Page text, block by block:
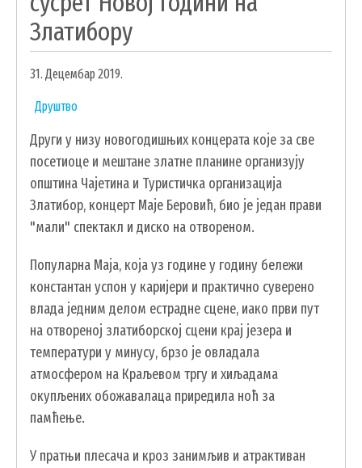
УДРУЖЕЊА И НВО
ЛОКАЛНА САМОУПРАВА
ПРЕДСЕДНИК
ОПШТИНСКО ВЕЋЕ
ОПШТИНСКА УПРАВА
ОПШТИНСКО ПРАВОБРАНИЛАШТВО
МЕСНЕ ЗАЈЕДНИЦЕ
КОМУНАЛНА МИЛИЦИЈА ОПШТИНЕ
ЧАЈЕТИНА
ИНТЕРНА РЕВИЗИЈА
УСЛУГЕ
ВОДИЧ КРОЗ ЛОКАЛНУ УПРАВУ
Златибору
31. Децембар 2019.
Друштво
Други у низу новогодишњих концерата које за све
посетиоце и мештане златне планине организују
општина Чајетина и Туристичка организација
Златибор, концерт Маје Беровић, био је један прави
"мали" спектакл и диско на отвореном.
Популарна Маја, која уз године у годину бележи
константан успон у каријери и практично суверено
влада једним делом естрадне сцене, иако први пут
на отвореној златиборској сцени крај језера и
температури у минусу, брзо је овладала
атмосфером на Краљевом тргу и хиљадама
окупљених обожавалаца приредила ноћ за
памћење.
У пратњи плесача и кроз занимљив и атрактиван